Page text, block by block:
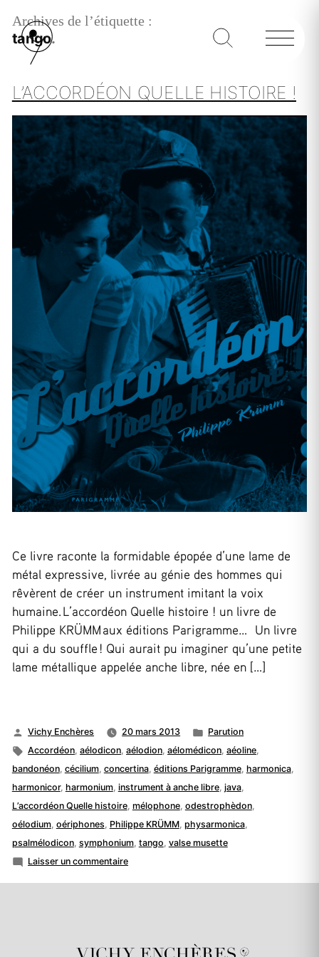
Archives de l’étiquette :
tango
L’ACCORDÉON QUELLE HISTOIRE !
Ce livre raconte la formidable épopée d’une lame de
métal expressive, livrée au génie des hommes qui
rêvèrent de créer un instrument imitant la voix
humaine. L’accordéon Quelle histoire ! un livre de
Philippe KRÜMM aux éditions Parigramme… Un livre
qui a du souffle ! Qui aurait pu imaginer qu’une petite
lame métallique appelée anche libre, née en […]
Publié
par
Vichy Enchères 20 mars 2013
Publié
dans
Parution
Étiquettes :
Accordéon,aélodicon,aélodion,aélomédicon,aéoline,
bandonéon, cécilium, concertina, éditions Parigramme, harmonica,
harmonicor, harmonium, instrument à anche libre, java,
L’accordéon Quelle histoire, mélophone, odestrophèdon,
oélodium, oériphones, Philippe KRÜMM, physarmonica,
psalmélodicon, symphonium, tango, valse musette
Laisser un commentairesur